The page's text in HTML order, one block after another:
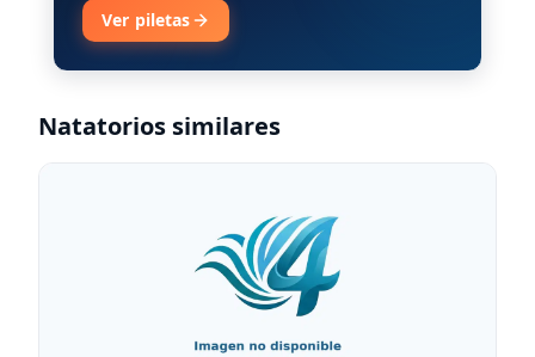
Ver piletas
Natatorios similares